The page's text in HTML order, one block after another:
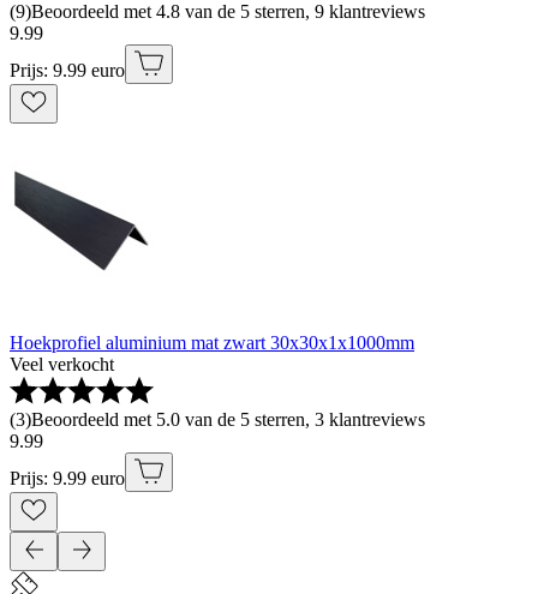
(9)Beoordeeld met 4.8 van de 5 sterren, 9 klantreviews
9.99
Prijs: 9.99 euro
Hoekprofiel aluminium mat zwart 30x30x1x1000mm
Veel verkocht
(3)Beoordeeld met 5.0 van de 5 sterren, 3 klantreviews
9.99
Prijs: 9.99 euro